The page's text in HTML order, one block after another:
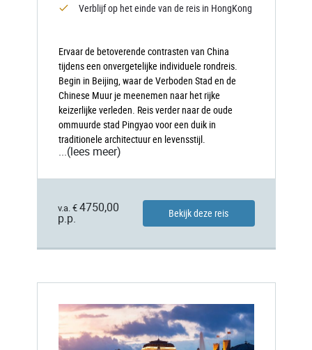
Verblijf op het einde van de reis in HongKong
Ervaar de betoverende contrasten van China
tijdens een onvergetelijke individuele rondreis.
Begin in Beijing, waar de Verboden Stad en de
Chinese Muur je meenemen naar het rijke
keizerlijke verleden. Reis verder naar de oude
ommuurde stad Pingyao voor een duik in
traditionele architectuur en levensstijl.
...(lees meer)
v.a. € 4750,00
p.p.
Bekijk deze reis